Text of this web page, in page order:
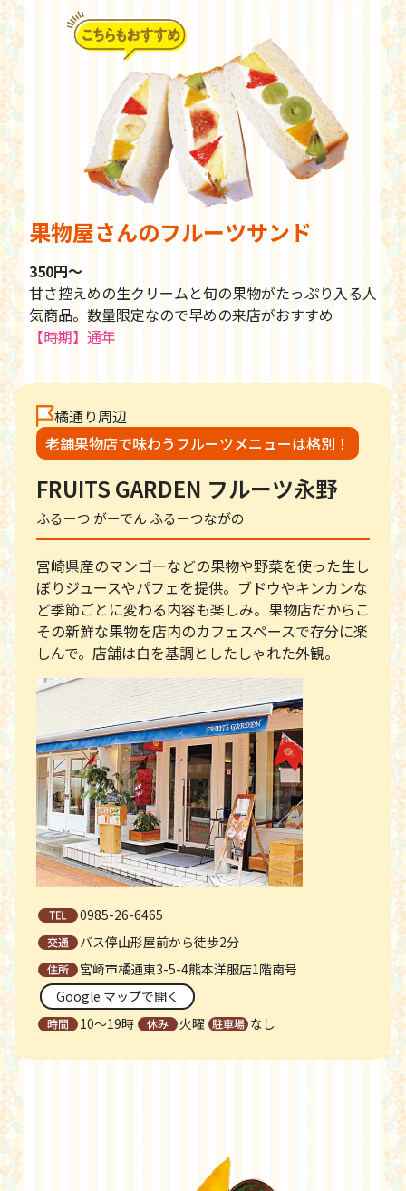
果物屋さんのフルーツサンド
350円〜
甘さ控えめの生クリームと旬の果物がたっぷり入る人
気商品。数量限定なので早めの来店がおすすめ
【時期】通年
橘通り周辺
老舗果物店で味わうフルーツメニューは格別！
FRUITS GARDEN フルーツ永野
ふるーつ がーでん ふるーつながの
宮崎県産のマンゴーなどの果物や野菜を使った生し
ぼりジュースやパフェを提供。ブドウやキンカンな
ど季節ごとに変わる内容も楽しみ。果物店だからこ
その新鮮な果物を店内のカフェスペースで存分に楽
しんで。店舗は白を基調としたしゃれた外観。
0985-26-6465
バス停山形屋前から徒歩2分
宮崎市橘通東3-5-4熊本洋服店1階南号
Google マップで開く
10～19時
火曜 なし